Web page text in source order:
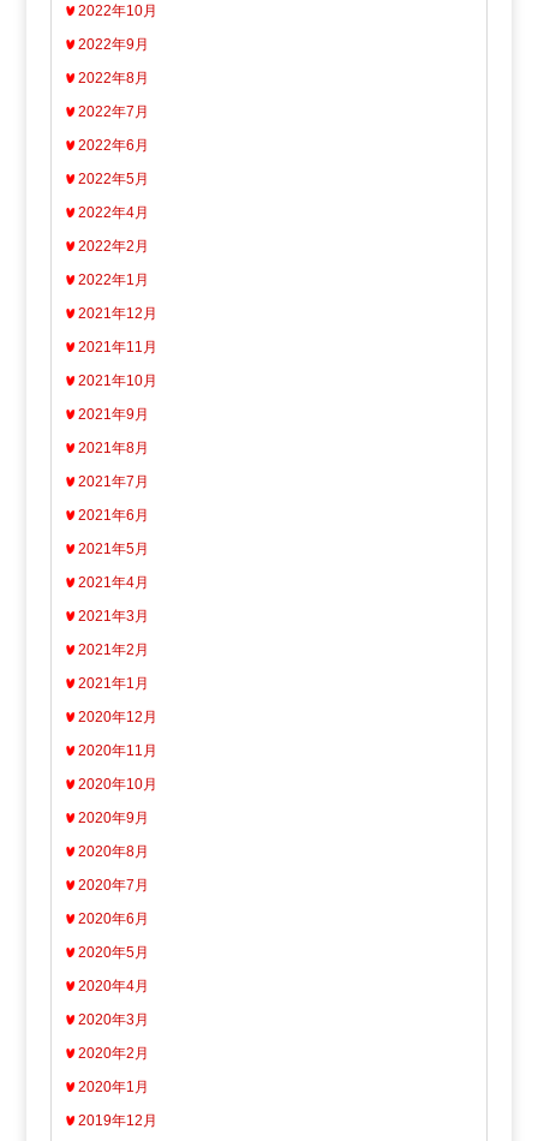
2022年10月
2022年9月
2022年8月
2022年7月
2022年6月
2022年5月
2022年4月
2022年2月
2022年1月
2021年12月
2021年11月
2021年10月
2021年9月
2021年8月
2021年7月
2021年6月
2021年5月
2021年4月
2021年3月
2021年2月
2021年1月
2020年12月
2020年11月
2020年10月
2020年9月
2020年8月
2020年7月
2020年6月
2020年5月
2020年4月
2020年3月
2020年2月
2020年1月
2019年12月